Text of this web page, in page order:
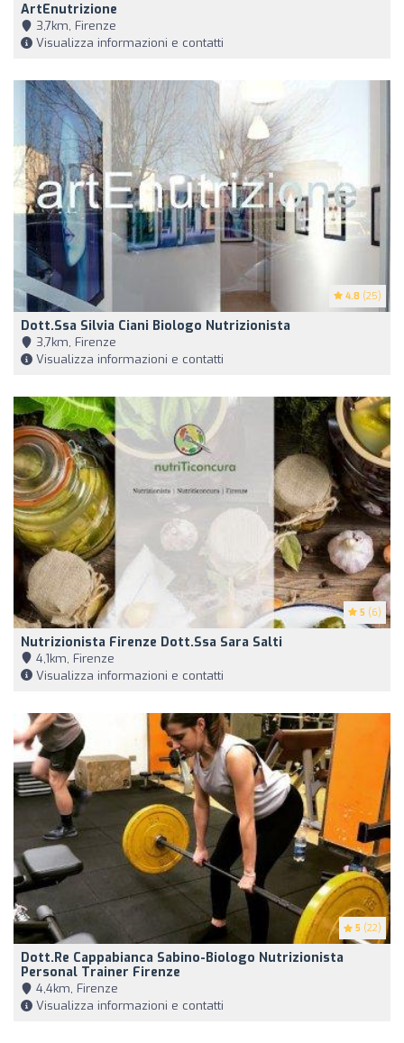
ArtEnutrizione
3,7km, Firenze
Visualizza informazioni e contatti
4.8 (25)
Dott.ssa Silvia Ciani Biologo Nutrizionista
3,7km, Firenze
Visualizza informazioni e contatti
5 (6)
Nutrizionista Firenze Dott.ssa Sara Salti
4,1km, Firenze
Visualizza informazioni e contatti
5 (22)
Dott.Re Cappabianca Sabino-Biologo Nutrizionista
Personal Trainer Firenze
4,4km, Firenze
Visualizza informazioni e contatti